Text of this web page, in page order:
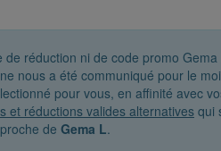
de réduction ni de code promo
nous a été communiqué pour le
pour vous, en affinité avec
et réductions valides alternatives qui
de Gema L.